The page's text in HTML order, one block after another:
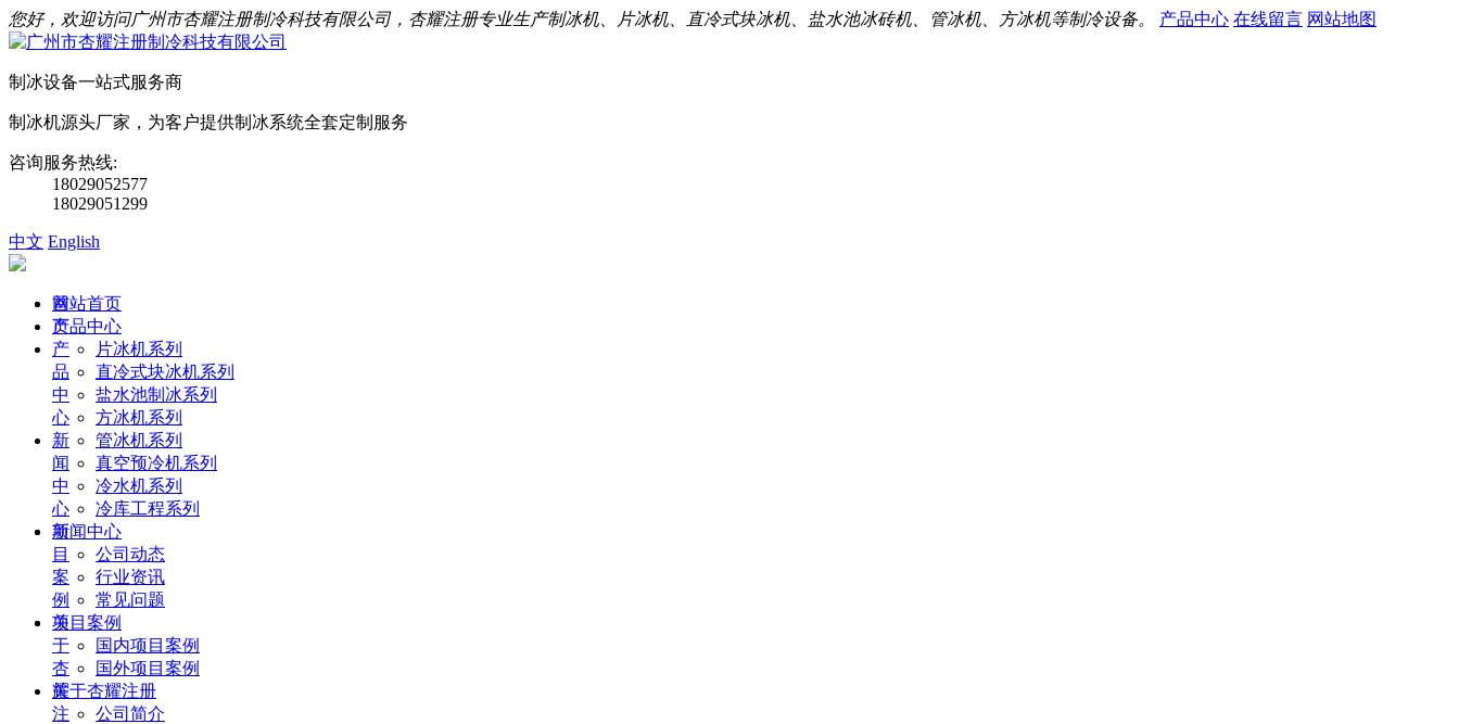
您好，欢迎访问广州市杏耀注册制冷科技有限公司，杏耀注册专业生产制冰机、片冰机、直冷式块冰机、盐水池冰砖机、管冰机、方冰机等制冷设备。 产品中心 在线留言 网站地图
制冰设备一站式服务商
制冰机源头厂家，为客户提供制冰系统全套定制服务
咨询服务热线:
18029052577
18029051299
中文 English
首
页
产
品
中
心
新
闻
中
心
项
目
案
例
关
于
杏
耀
注
网站首页
产品中心
片冰机系列
直冷式块冰机系列
盐水池制冰系列
方冰机系列
管冰机系列
真空预冷机系列
冷水机系列
冷库工程系列
新闻中心
公司动态
行业资讯
常见问题
项目案例
国内项目案例
国外项目案例
关于杏耀注册
公司简介